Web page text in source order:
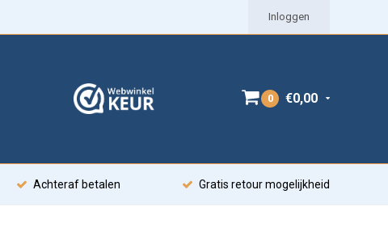
Inloggen
0 €0,00
Achteraf betalen Gratis retour mogelijkheid